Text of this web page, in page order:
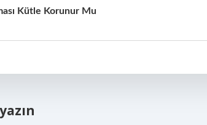
Kütle Korunur Mu